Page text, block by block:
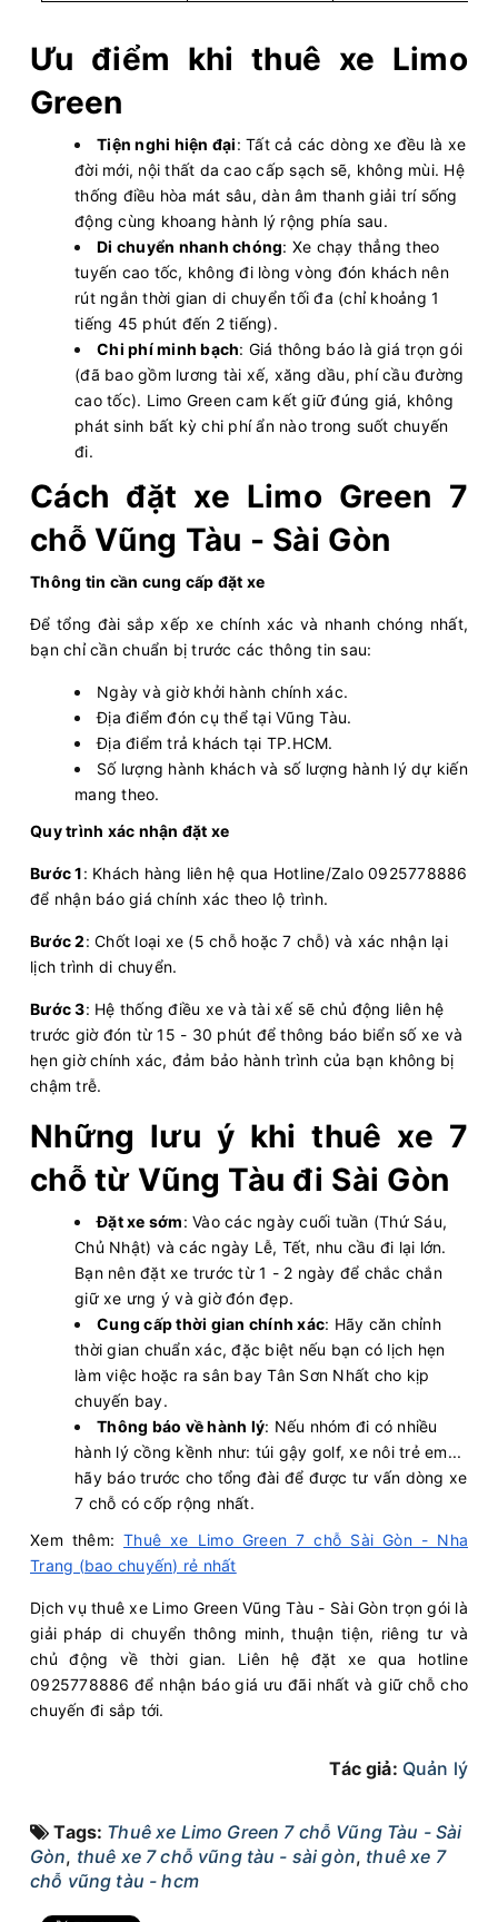
Ưu điểm khi thuê xe Limo
Green
Tiện nghi hiện đại: Tất cả các dòng xe đều là xe
đời mới, nội thất da cao cấp sạch sẽ, không mùi. Hệ
thống điều hòa mát sâu, dàn âm thanh giải trí sống
động cùng khoang hành lý rộng phía sau.
Di chuyển nhanh chóng: Xe chạy thẳng theo
tuyến cao tốc, không đi lòng vòng đón khách nên
rút ngắn thời gian di chuyển tối đa (chỉ khoảng 1
tiếng 45 phút đến 2 tiếng).
Chi phí minh bạch: Giá thông báo là giá trọn gói
(đã bao gồm lương tài xế, xăng dầu, phí cầu đường
cao tốc). Limo Green cam kết giữ đúng giá, không
phát sinh bất kỳ chi phí ẩn nào trong suốt chuyến
đi.
Cách đặt xe Limo Green 7
chỗ Vũng Tàu - Sài Gòn
Thông tin cần cung cấp đặt xe
Để tổng đài sắp xếp xe chính xác và nhanh chóng nhất,
bạn chỉ cần chuẩn bị trước các thông tin sau:
Ngày và giờ khởi hành chính xác.
Địa điểm đón cụ thể tại Vũng Tàu.
Địa điểm trả khách tại TP.HCM.
Số lượng hành khách và số lượng hành lý dự kiến
mang theo.
Quy trình xác nhận đặt xe
Bước 1: Khách hàng liên hệ qua Hotline/Zalo 0925778886
để nhận báo giá chính xác theo lộ trình.
Bước 2: Chốt loại xe (5 chỗ hoặc 7 chỗ) và xác nhận lại
lịch trình di chuyển.
Bước 3: Hệ thống điều xe và tài xế sẽ chủ động liên hệ
trước giờ đón từ 15 - 30 phút để thông báo biển số xe và
hẹn giờ chính xác, đảm bảo hành trình của bạn không bị
chậm trễ.
Những lưu ý khi thuê xe 7
chỗ từ Vũng Tàu đi Sài Gòn
Đặt xe sớm: Vào các ngày cuối tuần (Thứ Sáu,
Chủ Nhật) và các ngày Lễ, Tết, nhu cầu đi lại lớn.
Bạn nên đặt xe trước từ 1 - 2 ngày để chắc chắn
giữ xe ưng ý và giờ đón đẹp.
Cung cấp thời gian chính xác: Hãy căn chỉnh
thời gian chuẩn xác, đặc biệt nếu bạn có lịch hẹn
làm việc hoặc ra sân bay Tân Sơn Nhất cho kịp
chuyến bay.
Thông báo về hành lý: Nếu nhóm đi có nhiều
hành lý cồng kềnh như: túi gậy golf, xe nôi trẻ em...
hãy báo trước cho tổng đài để được tư vấn dòng xe
7 chỗ có cốp rộng nhất.
Xem thêm:Thuê xe Limo Green 7 chỗ Sài Gòn - Nha
Trang (bao chuyến) rẻ nhất
Dịch vụ thuê xe Limo Green Vũng Tàu - Sài Gòn trọn gói là
giải pháp di chuyển thông minh, thuận tiện, riêng tư và
chủ động về thời gian. Liên hệ đặt xe qua hotline
0925778886 để nhận báo giá ưu đãi nhất và giữ chỗ cho
chuyến đi sắp tới.
Tác giả: Quản lý
Tags: Thuê xe Limo Green 7 chỗ Vũng Tàu - Sài
Gòn, thuê xe 7 chỗ vũng tàu - sài gòn, thuê xe 7
chỗ vũng tàu - hcm